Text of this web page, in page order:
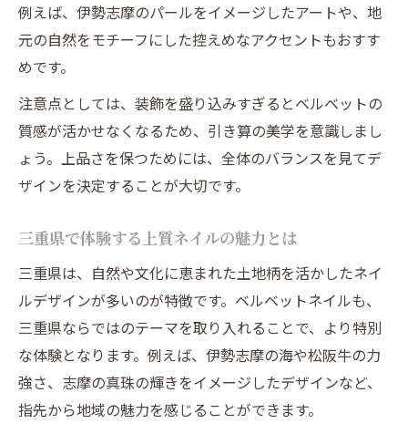
例えば、伊勢志摩のパールをイメージしたアートや、地
元の自然をモチーフにした控えめなアクセントもおすす
めです。
注意点としては、装飾を盛り込みすぎるとベルベットの
質感が活かせなくなるため、引き算の美学を意識しまし
ょう。上品さを保つためには、全体のバランスを見てデ
ザインを決定することが大切です。
三重県で体験する上質ネイルの魅力とは
三重県は、自然や文化に恵まれた土地柄を活かしたネイ
ルデザインが多いのが特徴です。ベルベットネイルも、
三重県ならではのテーマを取り入れることで、より特別
な体験となります。例えば、伊勢志摩の海や松阪牛の力
強さ、志摩の真珠の輝きをイメージしたデザインなど、
指先から地域の魅力を感じることができます。